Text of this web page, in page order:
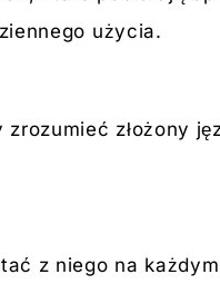
użycia.
złożony
z niego na